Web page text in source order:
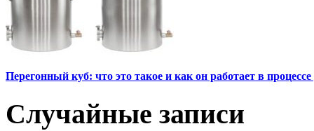
Перегонный куб: что это такое и как он работает в
Случайные записи